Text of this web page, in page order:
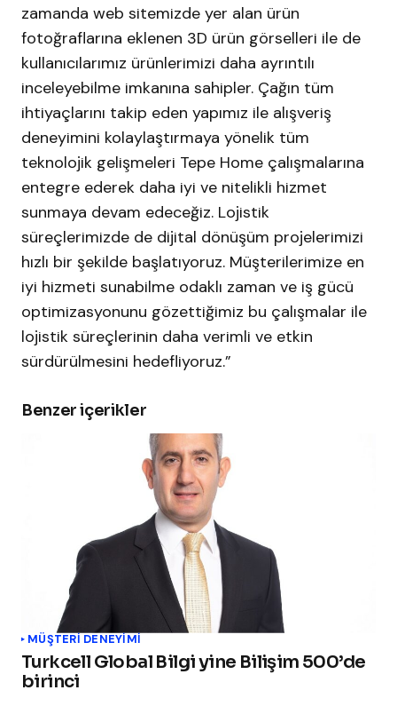
zamanda web sitemizde yer alan ürün
fotoğraflarına eklenen 3D ürün görselleri ile de
kullanıcılarımız ürünlerimizi daha ayrıntılı
inceleyebilme imkanına sahipler. Çağın tüm
ihtiyaçlarını takip eden yapımız ile alışveriş
deneyimini kolaylaştırmaya yönelik tüm
teknolojik gelişmeleri Tepe Home çalışmalarına
entegre ederek daha iyi ve nitelikli hizmet
sunmaya devam edeceğiz. Lojistik
süreçlerimizde de dijital dönüşüm projelerimizi
hızlı bir şekilde başlatıyoruz. Müşterilerimize en
iyi hizmeti sunabilme odaklı zaman ve iş gücü
optimizasyonunu gözettiğimiz bu çalışmalar ile
lojistik süreçlerinin daha verimli ve etkin
sürdürülmesini hedefliyoruz.”
Benzer içerikler
MÜŞTERI DENEYIMI
Turkcell Global Bilgi yine Bilişim 500’de
birinci